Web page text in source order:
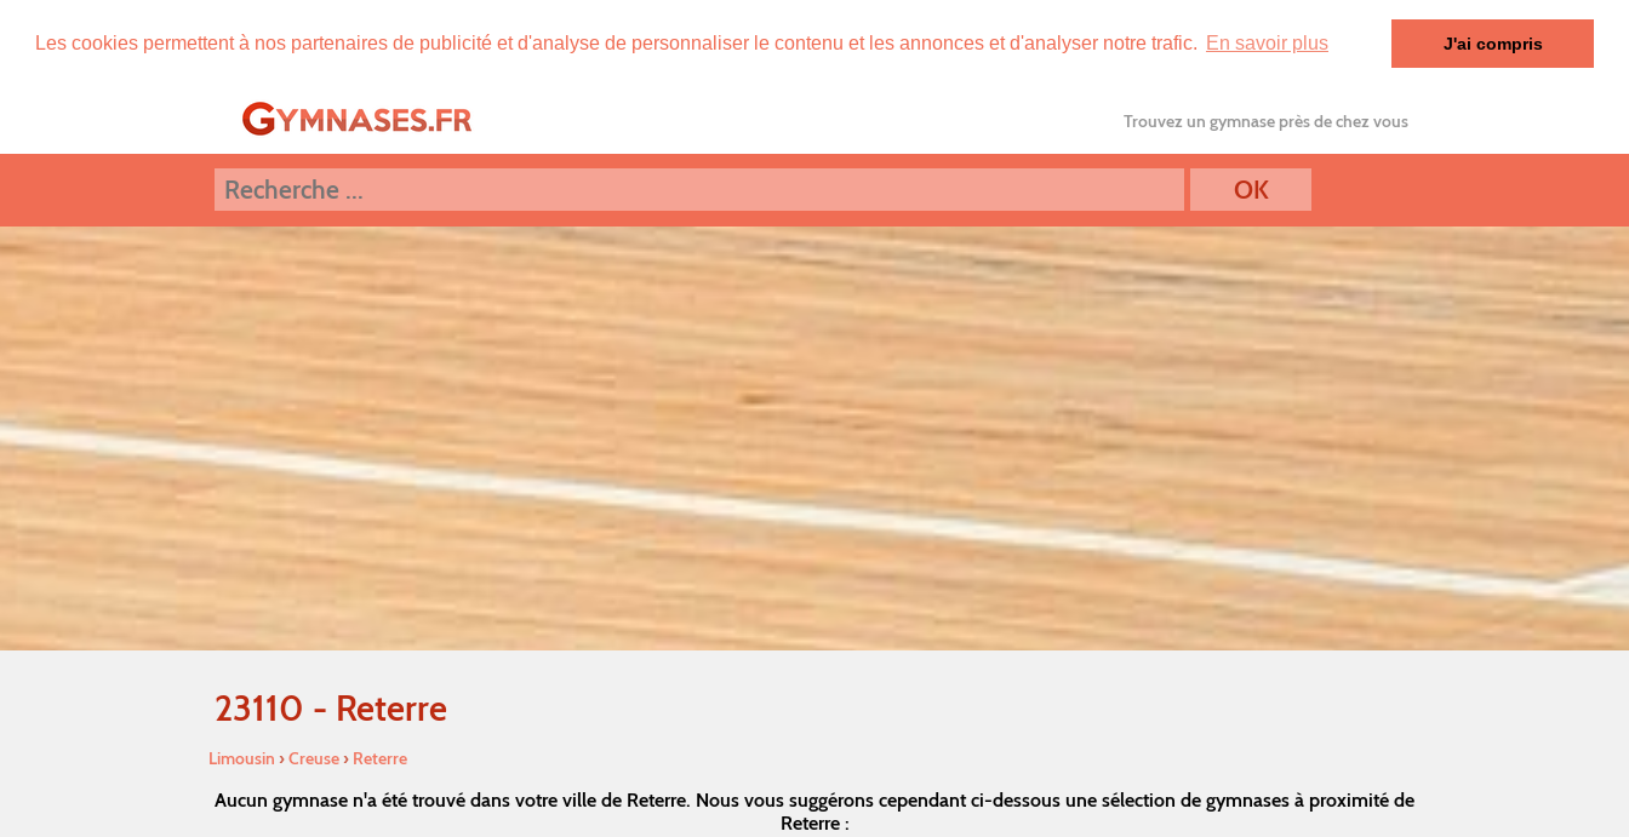
Les cookies permettent à nos partenaires de publicité et d'analyse de personnaliser le contenu et les annonces et d'analyser notre trafic. En savoir plus J'ai compris
Trouvez un gymnase près de chez vous
23110 - Reterre
Limousin ›Creuse› Reterre
Aucun gymnase n'a été trouvé dans votre ville de Reterre. Nous vous suggérons cependant ci-dessous une sélection de gymnases à proximité de
Reterre :